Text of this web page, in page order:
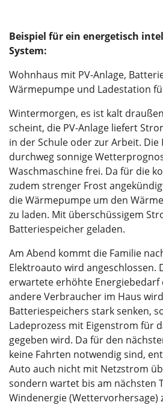
Beispiel für ein energetisch
System:
Wohnhaus mit PV-Anlage,
Wärmepumpe und Ladestation
Wintermorgen, es ist kalt
scheint, die PV-Anlage liefert
in der Schule oder zur Arbeit. Die
durchweg sonnige
Waschmaschine frei. Da für die
zudem strenger Frost
die Wärmepumpe um den
zu laden. Mit überschüssigem
Batteriespeicher geladen.
Am Abend kommt die Familie
Elektroauto wird angeschlossen.
erwartete erhöhte Energiebedarf
andere Verbraucher im Haus
Batteriespeichers stark senken,
Ladeprozess mit Eigenstrom für
gegeben wird. Da für den
keine Fahrten notwendig sind,
Auto auch nicht mit Netzstrom
sondern wartet bis am nächsten
Windenergie (Wettervorhersage)